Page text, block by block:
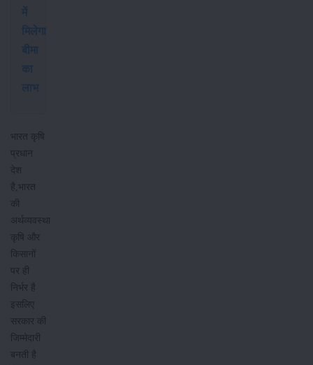
में
मिलेगा
बीमा
का
लाभ
भारत कृषि
प्रधान
देश
है,भारत
की
अर्थव्यवस्था
कृषि और
किसानों
पर ही
निर्भर है
इसलिए
सरकार की
जिम्मेदारी
बनती है